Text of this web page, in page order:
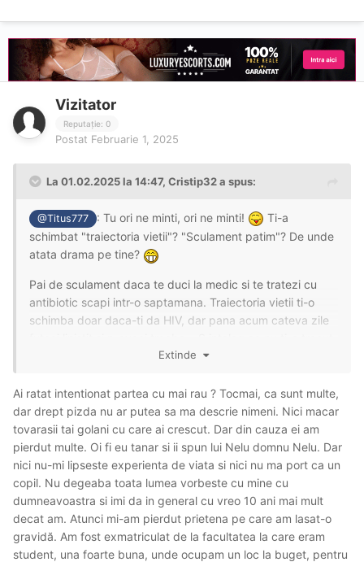
Vizitator
Reputație: 0
Postat Februarie 1, 2025
La 01.02.2025 la 14:47, Cristip32a spus:
@Titus777 : Tu ori ne minti, ori ne minti!
Ti-a
schimbat "traiectoria vietii"? "Sculament patim"? De unde
atata drama pe tine?
Pai de sculament daca te duci la medic si te tratezi cu
antibiotic scapi intr-o saptamana. Traiectoria vietii ti-o
schimba doar daca-ti da HIV, dar pana acum cateva zile
inca sculamentul din mai 2021?
Zi mai bine sincer ce vrei cu ea si de ce o cauti si poate te
putem ajuta
Si lasa dramele ca nu esti pizda
Extinde
Ai ratat intentionat partea cu mai rau ? Tocmai, ca sunt multe,
dar drept pizda nu ar putea sa ma descrie nimeni. Nici macar
tovarasii tai golani cu care ai crescut. Dar din cauza ei am
pierdut multe. Oi fi eu tanar si ii spun lui Nelu domnu Nelu. Dar
nici nu-mi lipseste experienta de viata si nici nu ma port ca un
copil. Nu degeaba toata lumea vorbeste cu mine cu
dumneavoastra si imi da in general cu vreo 10 ani mai mult
decat am. Atunci mi-am pierdut prietena pe care am lasat-o
gravidă. Am fost exmatriculat de la facultatea la care eram
student, una foarte buna, unde ocupam un loc la buget, pentru